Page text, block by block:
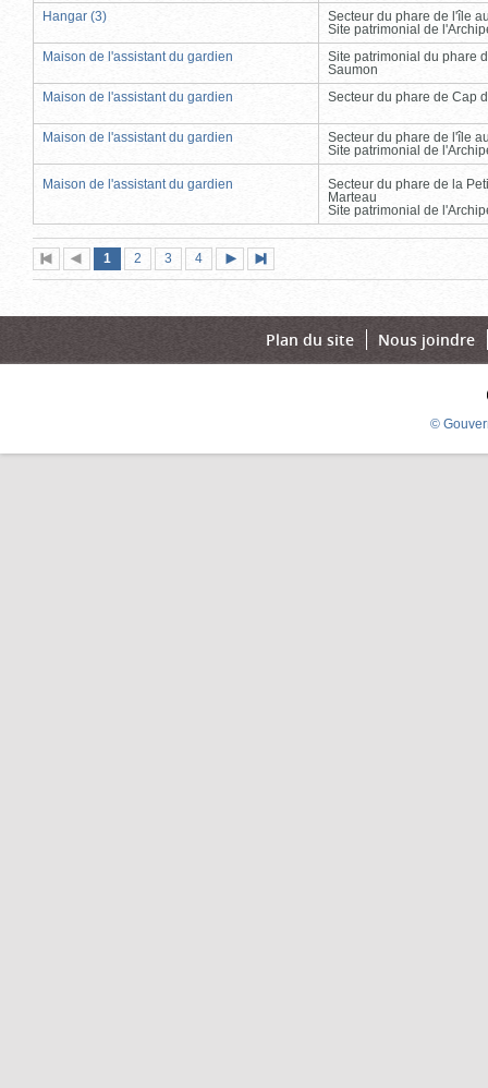
Hangar (3)
Secteur du phare de l'île
Site patrimonial de
Maison de l'assistant du gardien
Site patrimonial du phare
Saumon
Maison de l'assistant du gardien
Secteur du phare de Cap
Maison de l'assistant du gardien
Secteur du phare de l'île
Site patrimonial de
Maison de l'assistant du gardien
Secteur du phare de la
Marteau
Site patrimonial de
Première
page
Page
précédente
Page
1 (page
actuelle)
Page
2 Page
3 Page
4
suivante
page
Plan du site Nous joindre
©